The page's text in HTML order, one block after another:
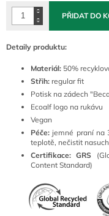
PŘIDAT DO
Detaily produktu:
Materiál: 50%
Střih: regular fit
Potisk na zádech
Ecoalf logo na rukávu
Vegan
Péče: jemné praní na
teplotě, nečistit
Certifikace: GRS
Content Standard)